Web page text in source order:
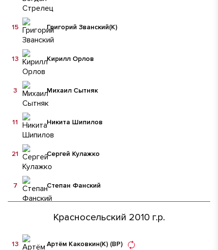
Григорий Званский(К)
15
Кирилл Орлов
13
Михаил Сытняк
3
Никита Шипилов
11
Сергей Кулажко
21
Степан Фанский
7
Красносельский 2010 г.р.
Артём Каковкин(К) (ВР)
13